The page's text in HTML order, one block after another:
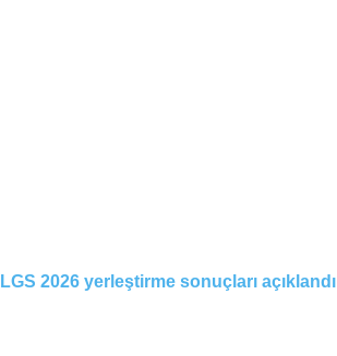
LGS 2026 yerleştirme sonuçları açıklandı